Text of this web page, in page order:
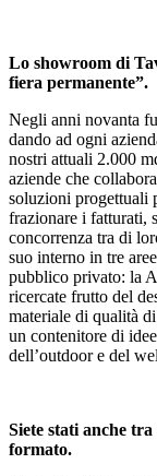
Lo showroom di
fiera permanente”.
Negli anni novanta
dando ad ogni
nostri attuali 2.000
aziende che
soluzioni progettuali
frazionare i fatturati,
concorrenza tra di
suo interno in tre
pubblico privato: la
ricercate frutto del
materiale di qualità
un contenitore di
dell’outdoor e del
Siete stati anche
formato.